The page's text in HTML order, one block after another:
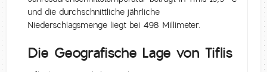
und die durchschnittliche jährliche
Niederschlagsmenge liegt bei 498 Millimeter.
Die Geografische Lage von Tiflis